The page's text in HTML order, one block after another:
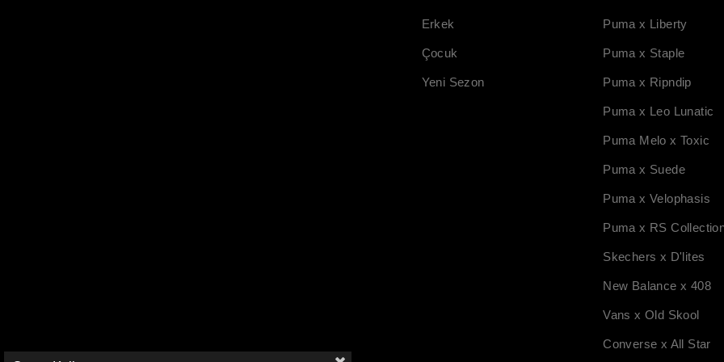
Erkek
Çocuk
Yeni Sezon
Puma x Liberty
Puma x Staple
Puma x Ripndip
Puma x Leo Lunatic
Puma Melo x Toxic
Puma x Suede
Puma x Velophasis
Puma x RS
Skechers x D'lites
New Balance x 408
Vans x Old Skool
Converse x All Star